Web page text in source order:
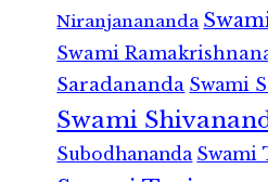
Niranjanananda
Swami
Saradananda Swami
Swami
Subodhananda Swami